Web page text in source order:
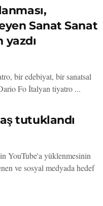
Sanat Sanat
yazdı
bir edebiyat, bir sanatsal
Fo ​İtalyan tiyatro ...
tutuklandı
YouTube'a yüklenmesinin
ve sosyal medyada hedef